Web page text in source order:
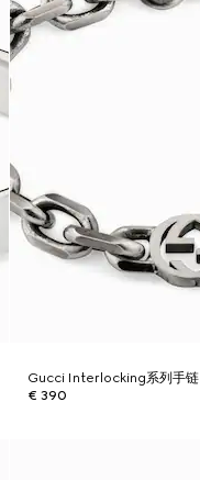
Gucci Interlocking系列手链
€ 390